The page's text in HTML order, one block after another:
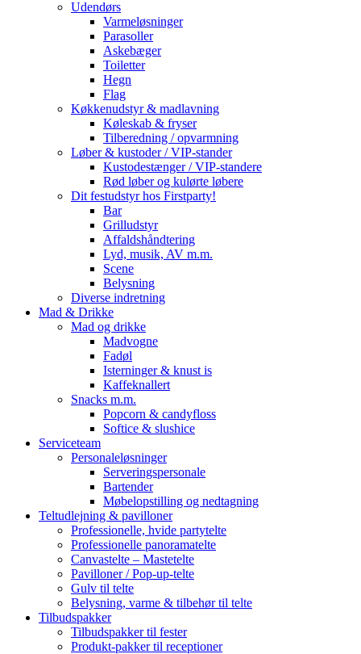
Udendørs
Varmeløsninger
Parasoller
Askebæger
Toiletter
Hegn
Flag
Køkkenudstyr & madlavning
Køleskab & fryser
Tilberedning / opvarmning
Løber & kustoder / VIP-stander
Kustodestænger / VIP-standere
Rød løber og kulørte løbere
Dit festudstyr hos Firstparty!
Bar
Grilludstyr
Affaldshåndtering
Lyd, musik, AV m.m.
Scene
Belysning
Diverse indretning
Mad & Drikke
Mad og drikke
Madvogne
Fadøl
Isterninger & knust is
Kaffeknallert
Snacks m.m.
Popcorn & candyfloss
Softice & slushice
Serviceteam
Personaleløsninger
Serveringspersonale
Bartender
Møbelopstilling og nedtagning
Teltudlejning & pavilloner
Professionelle, hvide partytelte
Professionelle panoramatelte
Canvastelte – Mastetelte
Pavilloner / Pop-up-telte
Gulv til telte
Belysning, varme & tilbehør til telte
Tilbudspakker
Tilbudspakker til fester
Produkt-pakker til receptioner